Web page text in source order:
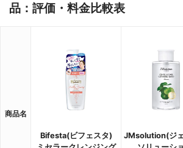
品：評価・料金比較表
商品名
Bifesta(ビフェスタ)
JMsolution(ジ